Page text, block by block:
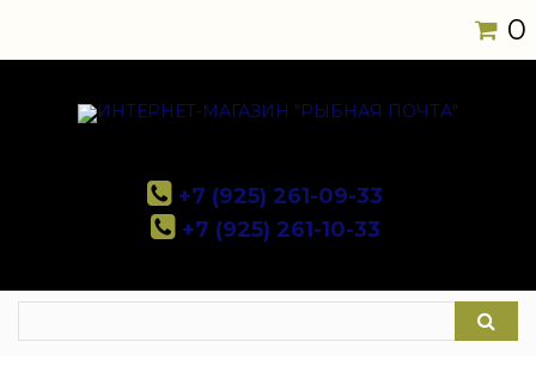
0
+7 (925) 261-09-33
+7 (925) 261-10-33